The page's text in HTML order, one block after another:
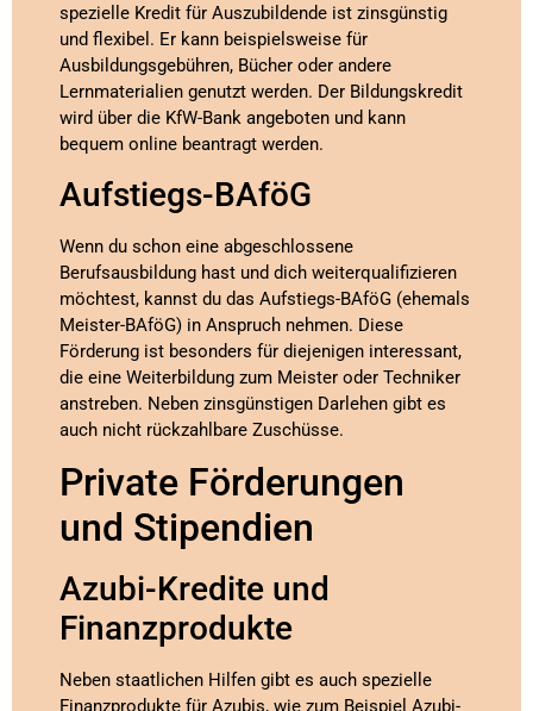
spezielle Kredit für Auszubildende ist zinsgünstig
und flexibel. Er kann beispielsweise für
Ausbildungsgebühren, Bücher oder andere
Lernmaterialien genutzt werden. Der Bildungskredit
wird über die KfW-Bank angeboten und kann
bequem online beantragt werden.
Aufstiegs-BAföG
Wenn du schon eine abgeschlossene
Berufsausbildung hast und dich weiterqualifizieren
möchtest, kannst du das Aufstiegs-BAföG (ehemals
Meister-BAföG) in Anspruch nehmen. Diese
Förderung ist besonders für diejenigen interessant,
die eine Weiterbildung zum Meister oder Techniker
anstreben. Neben zinsgünstigen Darlehen gibt es
auch nicht rückzahlbare Zuschüsse.
Private Förderungen
und Stipendien
Azubi-Kredite und
Finanzprodukte
Neben staatlichen Hilfen gibt es auch spezielle
Finanzprodukte für Azubis, wie zum Beispiel Azubi-